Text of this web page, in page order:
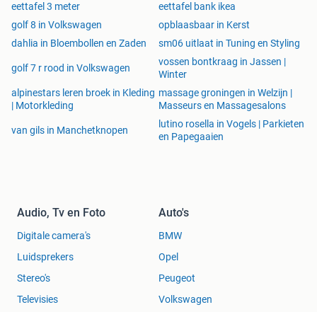
eettafel 3 meter
eettafel bank ikea
golf 8 in Volkswagen
opblaasbaar in Kerst
dahlia in Bloembollen en Zaden
sm06 uitlaat in Tuning en Styling
golf 7 r rood in Volkswagen
vossen bontkraag in Jassen |
Winter
alpinestars leren broek in Kleding
| Motorkleding
massage groningen in Welzijn |
Masseurs en Massagesalons
van gils in Manchetknopen
lutino rosella in Vogels | Parkieten
en Papegaaien
Audio, Tv en Foto
Digitale camera's
Luidsprekers
Stereo's
Televisies
Auto's
BMW
Opel
Peugeot
Volkswagen